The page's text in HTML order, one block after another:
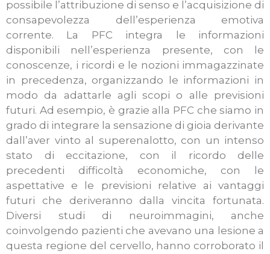
possibile l’attribuzione di senso e l’acquisizione di
consapevolezza dell’esperienza emotiva
corrente. La PFC integra le informazioni
disponibili nell’esperienza presente, con le
conoscenze, i ricordi e le nozioni immagazzinate
in precedenza, organizzando le informazioni in
modo da adattarle agli scopi o alle previsioni
futuri. Ad esempio, è grazie alla PFC che siamo in
grado di integrare la sensazione di gioia derivante
dall’aver vinto al superenalotto, con un intenso
stato di eccitazione, con il ricordo delle
precedenti difficoltà economiche, con le
aspettative e le previsioni relative ai vantaggi
futuri che deriveranno dalla vincita fortunata.
Diversi studi di neuroimmagini, anche
coinvolgendo pazienti che avevano una lesione a
questa regione del cervello, hanno corroborato il